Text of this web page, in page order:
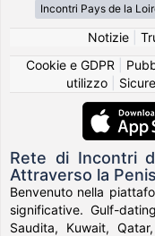
Incontri Pays de la
Notizie|
Cookie e GDPR
utilizzo|
Rete di Incontri
Attraverso la
Benvenuto nella
significative. Gulf-
Saudita, Kuwait,